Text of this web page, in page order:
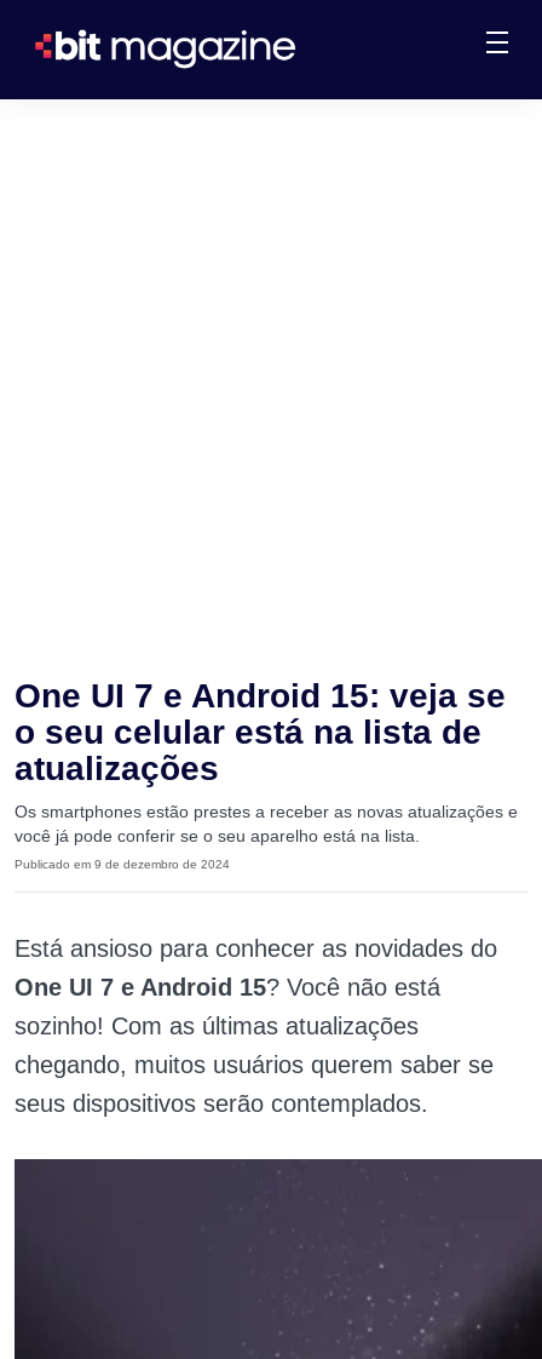
One UI 7 e Android 15: veja se
o seu celular está na lista de
atualizações
Os smartphones estão prestes a receber as novas atualizações e
você já pode conferir se o seu aparelho está na lista.
Publicado em 9 de dezembro de 2024
Está ansioso para conhecer as novidades do
One UI 7 e Android 15? Você não está
sozinho! Com as últimas atualizações
chegando, muitos usuários querem saber se
seus dispositivos serão contemplados.